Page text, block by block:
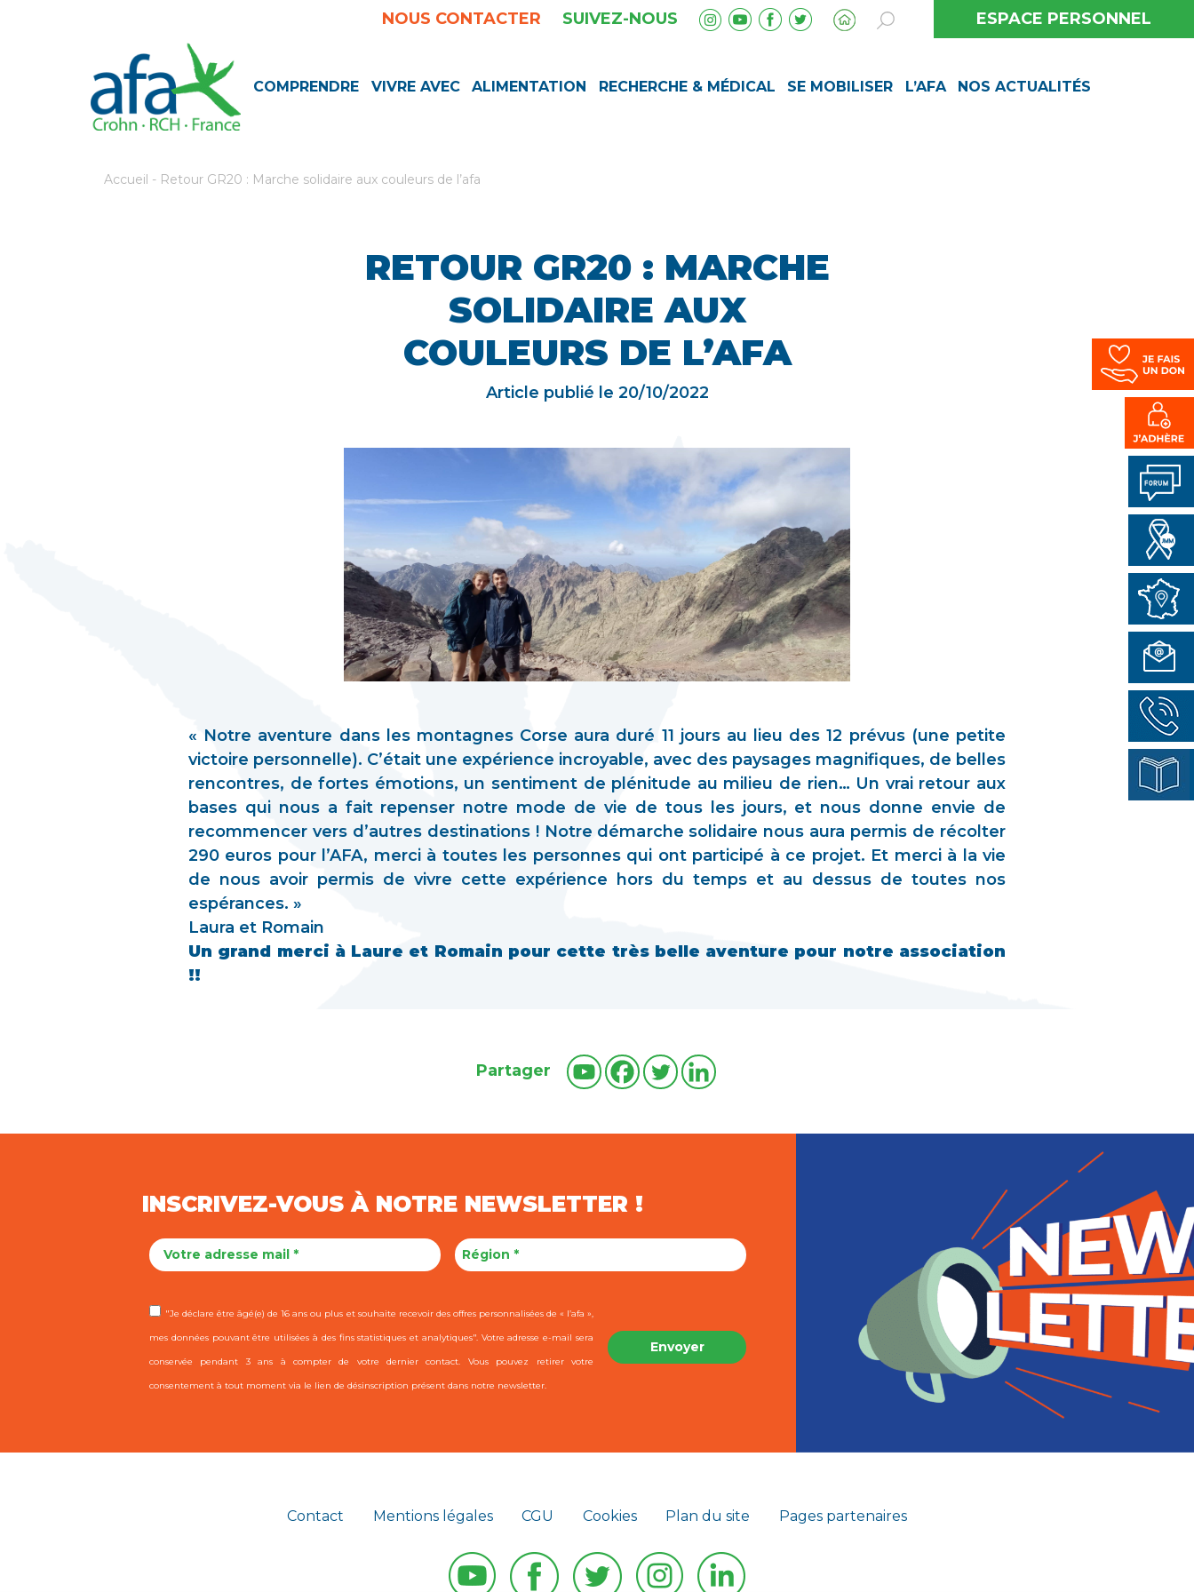
NOUS CONTACTER SUIVEZ-NOUS ESPACE PERSONNEL
COMPRENDRE VIVRE AVEC ALIMENTATION RECHERCHE & MÉDICAL SE MOBILISER L’AFA NOS ACTUALITÉS
Accueil - Retour GR20 : Marche solidaire aux couleurs de l’afa
RETOUR GR20 : MARCHE
SOLIDAIRE AUX
COULEURS DE L’AFA
Article publié le 20/10/2022
« Notre aventure dans les montagnes Corse aura duré 11 jours au lieu des 12 prévus (une petite
victoire personnelle). C’était une expérience incroyable, avec des paysages magnifiques, de belles
rencontres, de fortes émotions, un sentiment de plénitude au milieu de rien… Un vrai retour aux
bases qui nous a fait repenser notre mode de vie de tous les jours, et nous donne envie de
recommencer vers d’autres destinations ! Notre démarche solidaire nous aura permis de récolter
290 euros pour l’AFA, merci à toutes les personnes qui ont participé à ce projet. Et merci à la vie
de nous avoir permis de vivre cette expérience hors du temps et au dessus de toutes nos
espérances. »
Laura et Romain
Un grand merci à Laure et Romain pour cette très belle aventure pour notre association
!!
Partager
INSCRIVEZ-VOUS À NOTRE NEWSLETTER !
"Je déclare être âgé(e) de 16 ans ou plus et souhaite recevoir des offres personnalisées de « l’afa »,
mes données pouvant être utilisées à des fins statistiques et analytiques". Votre adresse e-mail sera
conservée pendant 3 ans à compter de votre dernier contact. Vous pouvez retirer votre
consentement à tout moment via le lien de désinscription présent dans notre newsletter.
Contact Mentions légales CGU Cookies Plan du site Pages partenaires